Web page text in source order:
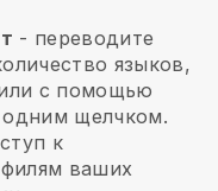
- переводите
языков,
с помощью
одним щелчком.
к
ваших